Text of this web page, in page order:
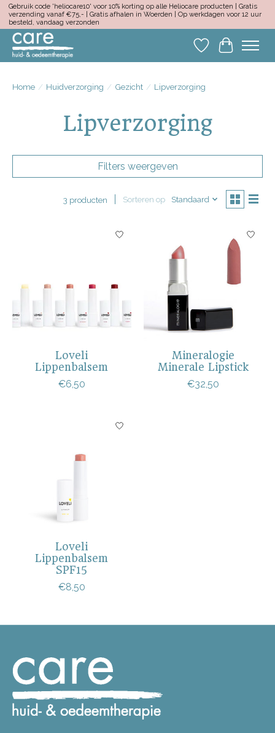
Gebruik code 'heliocare10' voor 10% korting op alle Heliocare producten | Gratis
verzending vanaf €75,- | Gratis afhalen in Woerden | Op werkdagen voor 12 uur
besteld, vandaag verzonden
Verlanglijst
Home / Huidverzorging / Gezicht / Lipverzorging
Lipverzorging
Filters weergeven
3 producten Sorteren op Standaard
Loveli
Lippenbalsem
€6,50
Mineralogie
Minerale Lipstick
€32,50
Loveli
Lippenbalsem
SPF15
€8,50